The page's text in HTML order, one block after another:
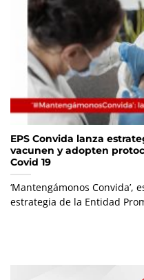
EPS Convida lanza
vacunen y adopten
Covid 19
‘Mantengámonos Convida’,
estrategia de la Entidad